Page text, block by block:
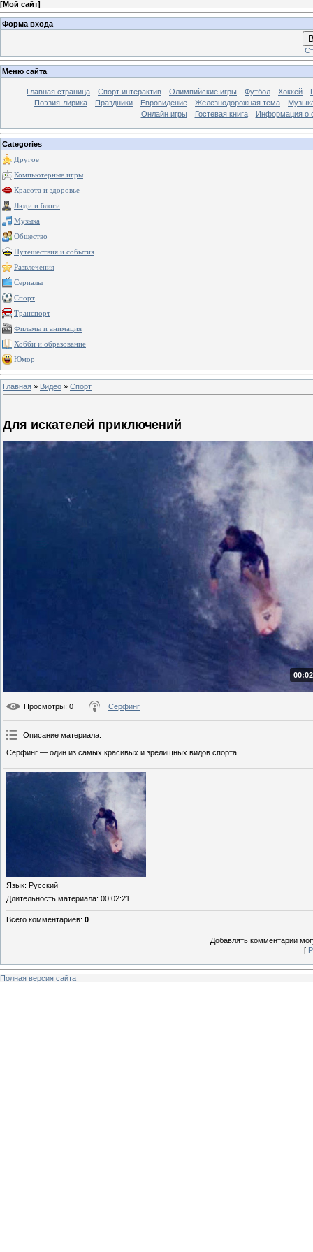
[Мой сайт]
Форма входа
Меню сайта
Главная страница Спорт интерактив Олимпийские игры Футбол Хоккей
Поэзия-лирика
Праздники Евровидение Железнодорожная тема
Онлайн игры
Гостевая книга Информация о
Categories
Другое
Компьютерные игры
Красота и здоровье
Люди и блоги
Музыка
Общество
Путешествия и события
Развлечения
Сериалы
Спорт
Транспорт
Фильмы и анимация
Хобби и образование
Юмор
Главная » Видео » Спорт
Для искателей приключений
Просмотры: 0 Серфинг
Описание материала:
Серфинг — один из самых красивых и зрелищных видов спорта.
Язык: Русский
Длительность материала: 00:02:21
Всего комментариев: 0
Добавлять комментарии
[
Полная версия сайта